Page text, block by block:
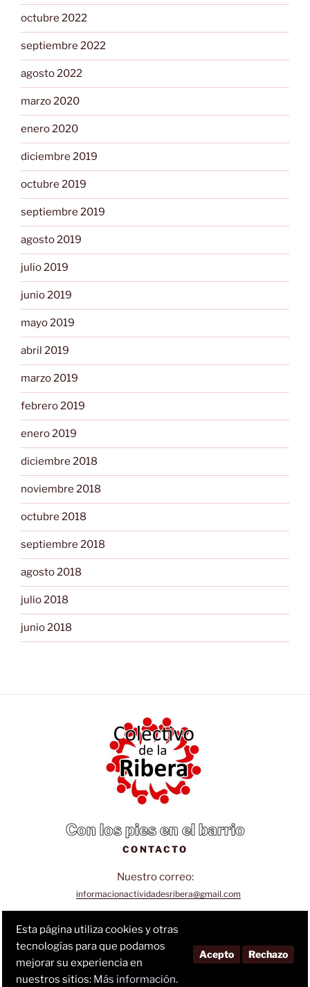
octubre 2022
septiembre 2022
agosto 2022
marzo 2020
enero 2020
diciembre 2019
octubre 2019
septiembre 2019
agosto 2019
julio 2019
junio 2019
mayo 2019
abril 2019
marzo 2019
febrero 2019
enero 2019
diciembre 2018
noviembre 2018
octubre 2018
septiembre 2018
agosto 2018
julio 2018
junio 2018
Con los pies en el barrio
CONTACTO
Nuestro correo:
informacionactividadesribera@gmail.com
Sigue nuestra página de Facebook:
Facebook
(Al suscribirte aceptas nuestrapolítica de privacidad
Esta página utiliza cookies y otras
tecnologías para que podamos
mejorar su experiencia en
nuestros sitios: Más información.
Acepto Rechazo